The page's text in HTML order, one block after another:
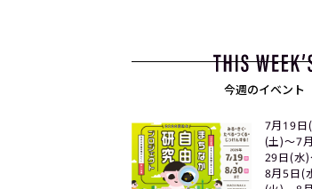
今週のイベント
7月19日
(土)〜7
29日(水)
8月5日(